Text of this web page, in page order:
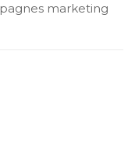
marketing